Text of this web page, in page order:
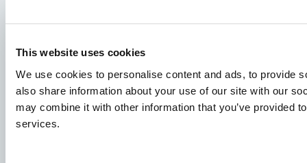
This website uses cookies
We use cookies to personalise content and ads, to provide
also share information about your use of our site with our
may combine it with other information that you’ve provided
services.
Arter
Foderkoncepter
Vidensdeling
Job